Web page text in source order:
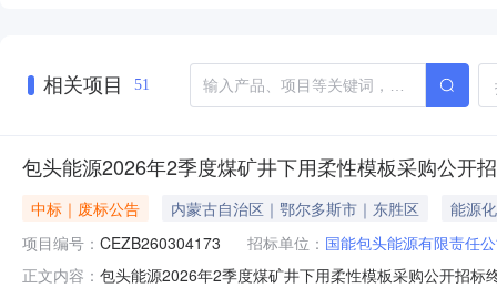
相关项目 51
包头能源2026年2季度煤矿井下用柔性模板采购公开
中标｜废标公告 内蒙古自治区｜鄂尔多斯市｜东胜区
能源
项目编号： CEZB260304173 招标单位： 国能包头能源有限责任
正文内容： 包头能源2026年2季度煤矿井下用柔性模板采购公开招